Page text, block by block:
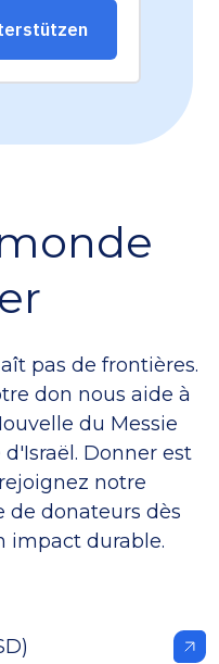
pas de frontières.
don nous aide à
du Messie
Donner est
notre
donateurs dès
impact durable.